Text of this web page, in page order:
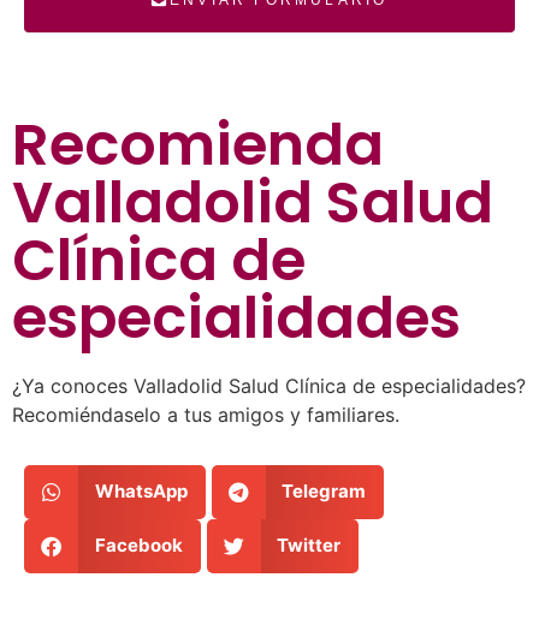
Recomienda
Valladolid Salud
Clínica de
especialidades
¿Ya conoces Valladolid Salud Clínica de especialidades?
Recomiéndaselo a tus amigos y familiares.
WhatsApp Telegram
Facebook Twitter